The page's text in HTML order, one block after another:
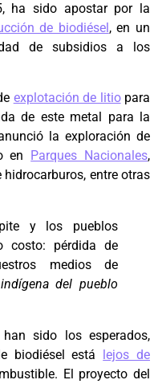
ha sido apostar por la
de biodiésel , en un
de subsidios a los
explotación de litiopara
de este metal para la
la exploración de
en Parques Nacionales,
entre otras
y los pueblos
costo: pérdida de
medios de
del pueblo
sido los esperados,
biodiésel está lejos de
El proyecto del